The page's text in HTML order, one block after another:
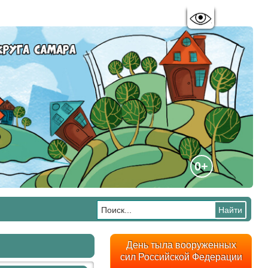
0+
День тыла вооруженных
сил Российской Федерации